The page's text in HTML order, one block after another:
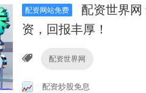
配资网站免费
配资世界
资，回报丰厚！
配资世界网
配资炒股免息